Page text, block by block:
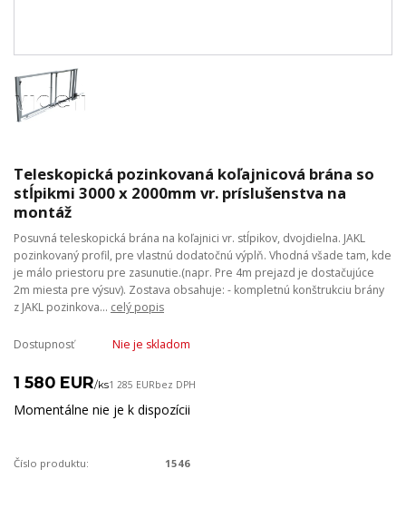
Teleskopická pozinkovaná koľajnicová brána so
stĺpikmi 3000 x 2000mm vr. príslušenstva na
montáž
Posuvná teleskopická brána na koľajnici vr. stĺpikov, dvojdielna. JAKL
pozinkovaný profil, pre vlastnú dodatočnú výplň. Vhodná všade tam, kde
je málo priestoru pre zasunutie.(napr. Pre 4m prejazd je dostačujúce
2m miesta pre výsuv). Zostava obsahuje: - kompletnú konštrukciu brány
z JAKL pozinkova... celý popis
Dostupnosť Nie je skladom
1 580 EUR/ks1 285 EURbez DPH
Momentálne nie je k dispozícii
Číslo produktu: 1546